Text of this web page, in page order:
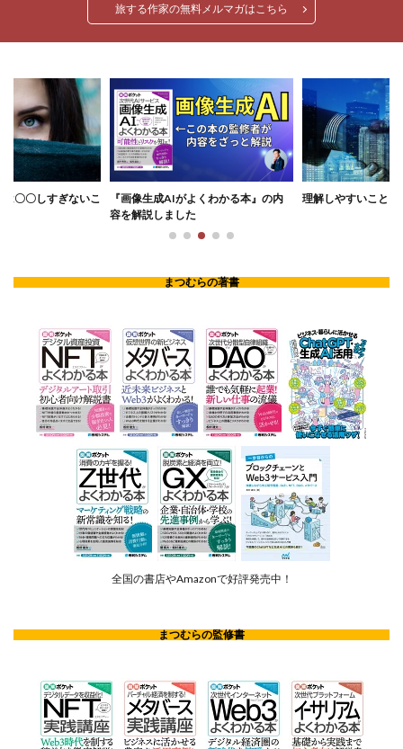
旅する作家の無料メルマガはこちら
がよくわかる本』の内
理解しやすいこと・理解しづらいこと 自律神経が乱
まつむらの著書
全国の書店やAmazonで好評発売中！
まつむらの監修書